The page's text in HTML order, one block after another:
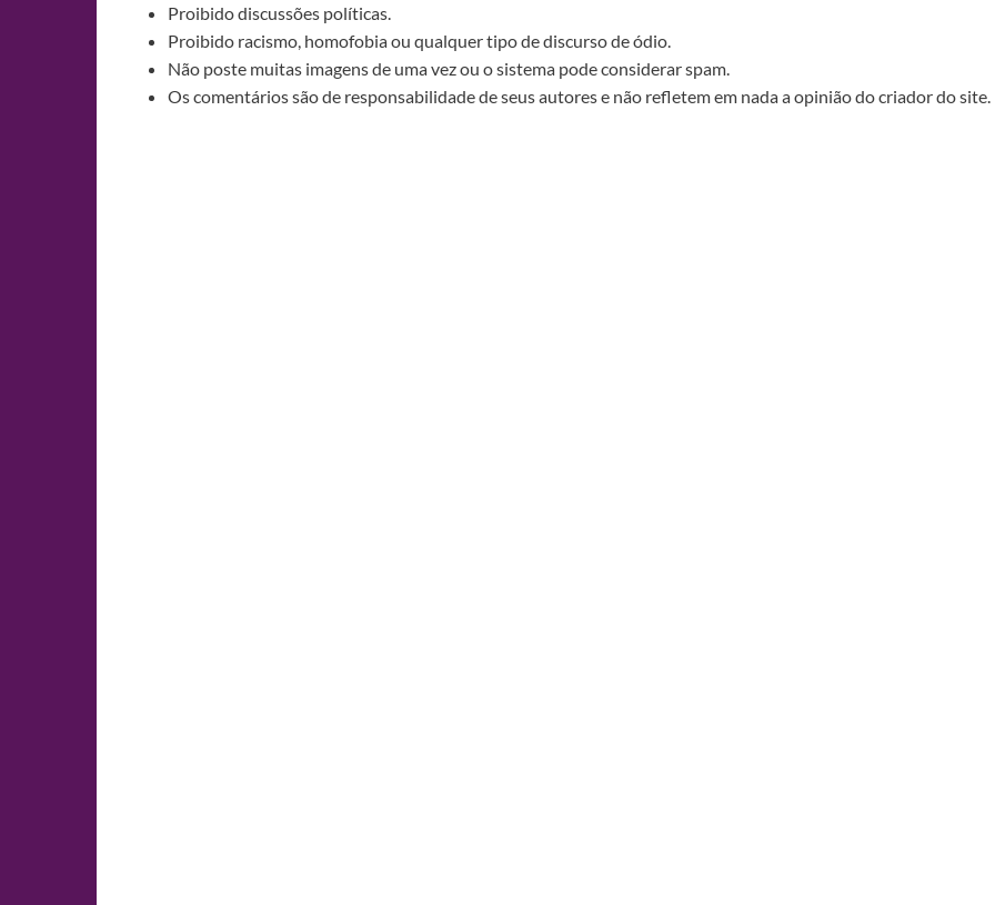
Proibido discussões políticas.
Proibido racismo, homofobia ou qualquer tipo de discurso de ódio.
Não poste muitas imagens de uma vez ou o sistema pode considerar spam.
Os comentários são de responsabilidade de seus autores e não refletem em nada a opinião do criador do site.